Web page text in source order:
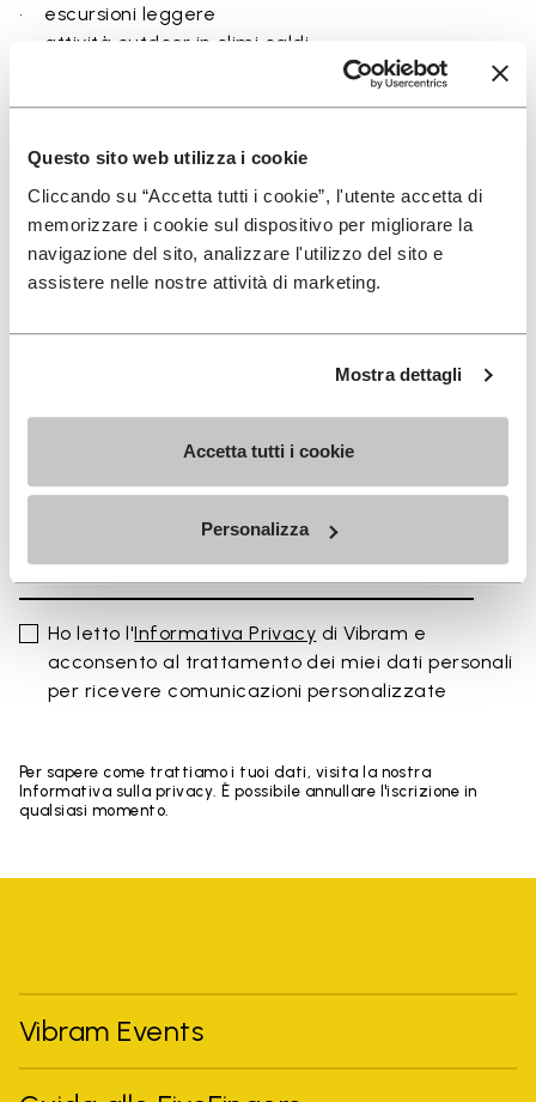
Questo sito web utilizza i cookie
Cliccando su “Accetta tutti i cookie”, l'utente accetta di
memorizzare i cookie sul dispositivo per migliorare la
navigazione del sito, analizzare l'utilizzo del sito e
assistere nelle nostre attività di marketing.
Mostra dettagli
Accetta tutti i cookie
Personalizza
• escursioni leggere
• attività outdoor in climi caldi
• uso vicino a fiumi, laghi e terreni umidi
Dettagli
ISCRIVITI PER NON PERDERE LE NOSTRE ULTIME
Ho letto l'Informativa Privacy di Vibram e
acconsento al trattamento dei miei dati personali
per ricevere comunicazioni personalizzate
Per sapere come trattiamo i tuoi dati, visita la nostra
Informativa sulla privacy. È possibile annullare l'iscrizione in
qualsiasi momento.
Vibram Events